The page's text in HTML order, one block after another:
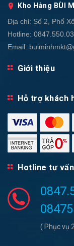
Kho Hàng BÙI
Địa chỉ: Số 2, Phố
Hotline:
Email:
Giới thiệu
Hỗ trợ khách
Hotline tư
( Phục vụ